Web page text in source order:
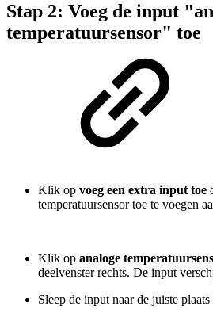
Stap 2: Voeg de input
temperatuursensor" toe
Klik op voeg een extra input toe
temperatuursensor toe te voegen
Klik op analoge
deelvenster rechts. De input
Sleep de input naar de juiste